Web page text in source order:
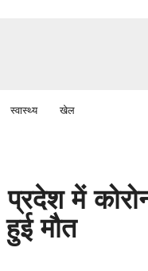
स्वास्थ्य खेल
में
मौत